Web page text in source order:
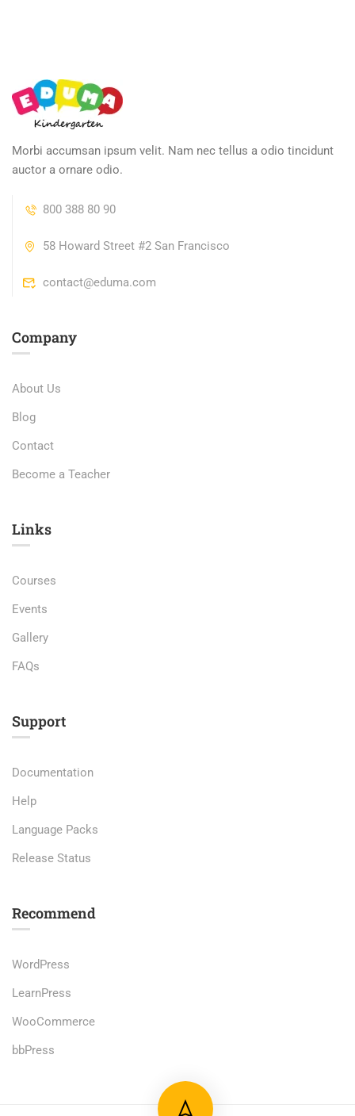
Morbi accumsan ipsum velit. Nam nec tellus a odio tincidunt
auctor a ornare odio.
800 388 80 90
58 Howard Street #2 San Francisco
contact@eduma.com
Company
About Us
Blog
Contact
Become a Teacher
Links​
Courses
Events
Gallery
FAQs
Support
Documentation
Help
Language Packs
Release Status
Recommend
WordPress
LearnPress
WooCommerce
bbPress